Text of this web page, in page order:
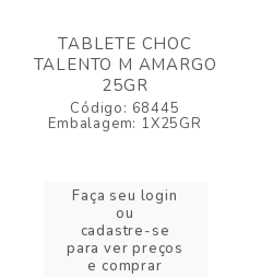
TABLETE CHOC
TALENTO M AMARGO
25GR
Código: 68445
Embalagem: 1X25GR
Faça seu login
ou
cadastre-se
para ver preços
e comprar